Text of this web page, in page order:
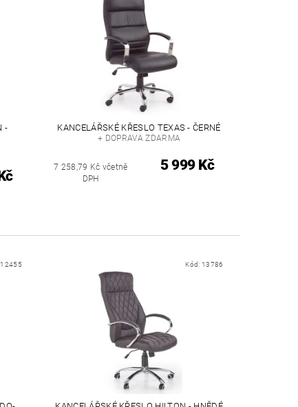
-
KANCELÁŘSKÉ KŘESLO TEXAS - ČERNÉ
+ DOPRAVA ZDARMA
7 258,79 Kč včetně
DPH
5 999 Kč
12455 Kód: 13786